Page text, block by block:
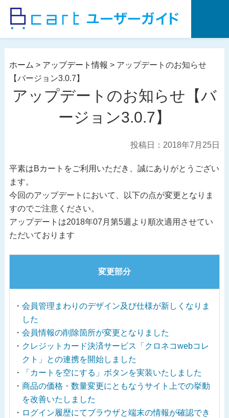
ホーム > アップデート情報 > アップデートのお知らせ
【バージョン3.0.7】
アップデートのお知らせ【バ
ージョン3.0.7】
投稿日：2018年7月25日
平素はBカートをご利用いただき、誠にありがとうござい
ます。
今回のアップデートにおいて、以下の点が変更となりま
すのでご注意ください。
アップデートは2018年07月第5週より順次適用させてい
ただいております
変更部分
会員管理まわりのデザイン及び仕様が新しくなりま
した
会員情報の削除箇所が変更となりました
クレジットカード決済サービス「クロネコwebコレ
クト」との連携を開始しました
「カートを空にする」ボタンを実装いたしました
商品の価格・数量変更にともなうサイト上での挙動
を改善いたしました
ログイン履歴にてブラウザと端末の情報が確認でき